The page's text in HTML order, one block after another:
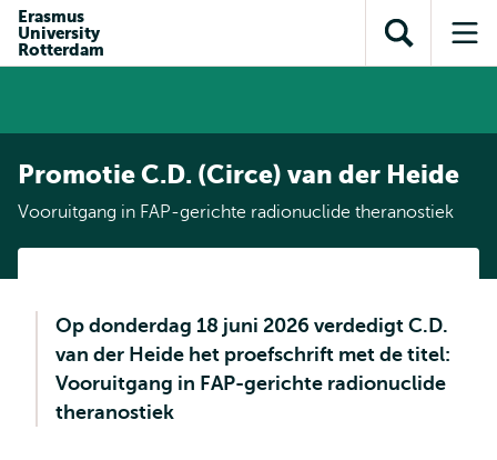
inhoud
Direct naar
subnavigatie
Erasmus
University
Rotterdam
Toon
zoekveld
Promotie C.D. (Circe) van der Heide
Vooruitgang in FAP-gerichte radionuclide theranostiek
Op donderdag 18 juni 2026 verdedigt C.D.
van der Heide het proefschrift met de titel:
Vooruitgang in FAP-gerichte radionuclide
theranostiek